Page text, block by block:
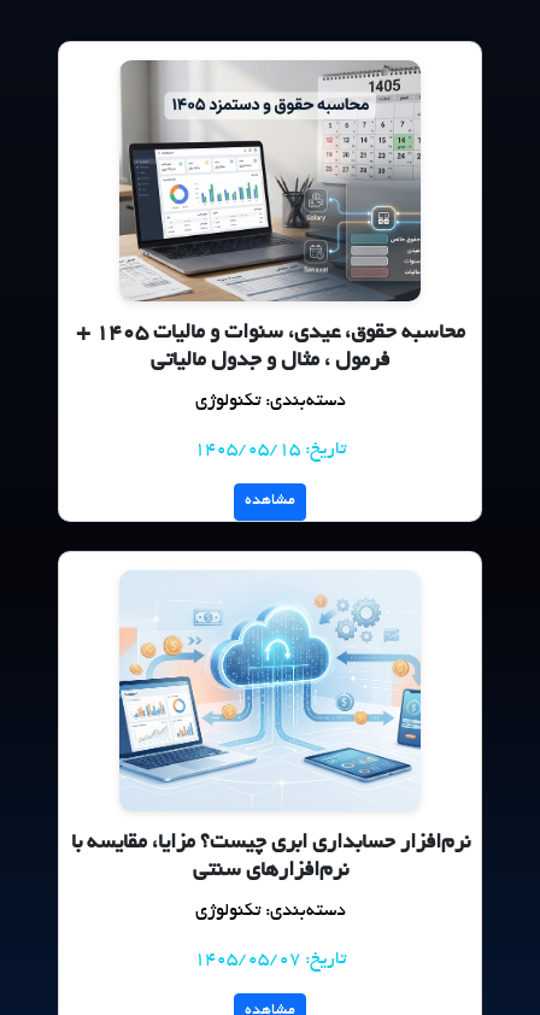
محاسبه حقوق، عیدی، سنوات و مالیات ۱۴۰۵ +
فرمول ، مثال و جدول مالیاتی
دسته‌بندی: تکنولوژی
تاریخ: 1405/05/15
مشاهده
نرم‌افزار حسابداری ابری چیست؟ مزایا، مقایسه با
نرم‌افزارهای سنتی
دسته‌بندی: تکنولوژی
تاریخ: 1405/05/07
مشاهده